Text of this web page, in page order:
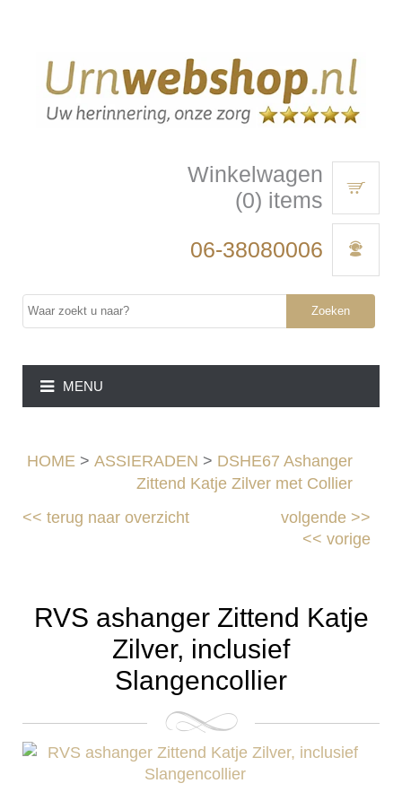
Winkelwagen
(0) items
06-38080006
Zoeken
MENU
HOME > ASSIERADEN > DSHE67 Ashanger
Zittend Katje Zilver met Collier
<<terug naar overzicht volgende>>
<< vorige
RVS ashanger Zittend Katje
Zilver, inclusief
Slangencollier